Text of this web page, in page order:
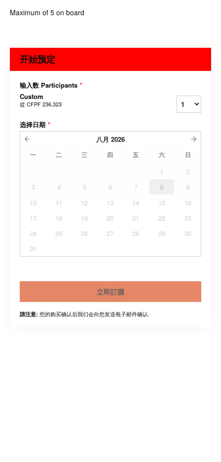
Maximum of 5 on board
开始预定
输入数 Participants *
Custom
從 CFPF 236,323
选择日期 *
八月 2026
一 二 三 四 五 六 日
1
2
3
4 5 6 7 8
9
10
11 12 13 14 15
16
17
18 19 20 21 22
23
24
25 26 27 28 29
30
31
立即訂購
請注意: 您的购买确认后我们会向您发送电子邮件确认.